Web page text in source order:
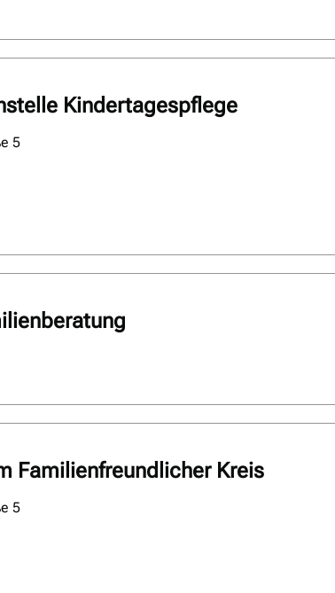
Kindertagespflege
5
Familienfreundlicher Kreis
5